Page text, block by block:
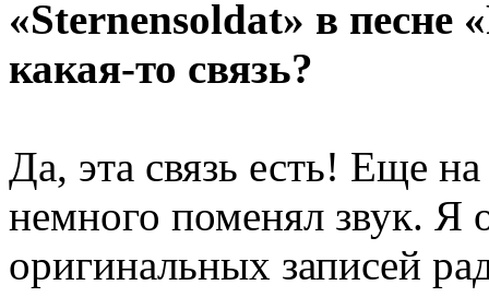
«Sternensoldat» в
какая-то связь?
Да, эта связь есть! Еще
немного поменял звук. Я
оригинальных записей